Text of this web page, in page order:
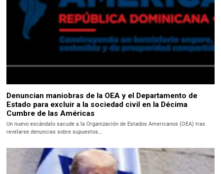
Denuncian maniobras de la OEA y el Departamento de
Estado para excluir a la sociedad civil en la Décima
Cumbre de las Américas
Un nuevo escándalo sacude a la Organización de Estados Americanos (OEA) tras
revelarse denuncias sobre supuestos…